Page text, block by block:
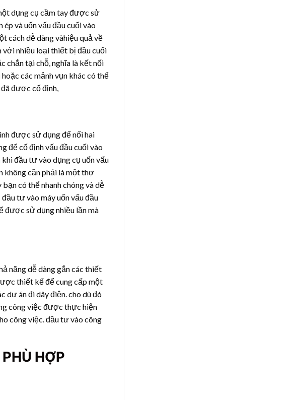
dụng cụ cầm tay được sử
và uốn vấu đầu cuối vào
cách dễ dàng vàhiệu quả về
với nhiều loại thiết bị đầu cuối
chắn tại chỗ, nghĩa là kết nối
các mảnh vụn khác có thể
được cố định,
được sử dụng để nối hai
để cố định vấu đầu cuối vào
đầu tư vào dụng cụ uốn vấu
không cần phải là một thợ
có thể nhanh chóng và dễ
tư vào máy uốn vấu đầu
được sử dụng nhiều lần mà
năng dễ dàng gắn các thiết
thiết kế để cung cấp một
dự án đi dây điện. cho dù đó
công việc được thực hiện
công việc. đầu tư vào công
HỢP